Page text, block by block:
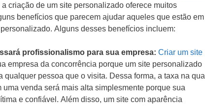
criação de um site personalizado oferece muitos
benefícios que parecem ajudar aqueles que estão em
Alguns desses benefícios incluem:
profissionalismo para sua empresa: Criar um site
empresa da concorrência porque um site personalizado
qualquer pessoa que o visita. Dessa forma, a taxa na qual
venda será mais alta simplesmente porque sua
e confiável. Além disso, um site com aparência